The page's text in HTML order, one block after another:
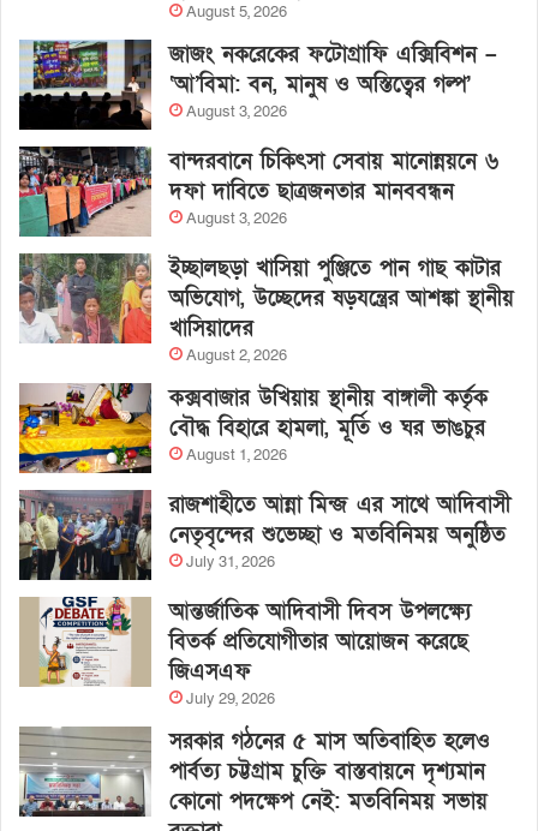
August 5, 2026
জাজং নকরেকের ফটোগ্রাফি এক্সিবিশন –
‘আ’বিমা: বন, মানুষ ও অস্তিত্বের গল্প’
August 3, 2026
বান্দরবানে চিকিৎসা সেবায় মানোন্নয়নে ৬
দফা দাবিতে ছাত্রজনতার মানববন্ধন
August 3, 2026
ইচ্ছালছড়া খাসিয়া পুঞ্জিতে পান গাছ কাটার
অভিযোগ, উচ্ছেদের ষড়যন্ত্রের আশঙ্কা স্থানীয়
খাসিয়াদের
August 2, 2026
কক্সবাজার উখিয়ায় স্থানীয় বাঙ্গালী কর্তৃক
বৌদ্ধ বিহারে হামলা, মূর্তি ও ঘর ভাঙচুর
August 1, 2026
রাজশাহীতে আন্না মিন্জ এর সাথে আদিবাসী
নেতৃবৃন্দের শুভেচ্ছা ও মতবিনিময় অনুষ্ঠিত
July 31, 2026
আন্তর্জাতিক আদিবাসী দিবস উপলক্ষ্যে
বিতর্ক প্রতিযোগীতার আয়োজন করেছে
জিএসএফ
July 29, 2026
সরকার গঠনের ৫ মাস অতিবাহিত হলেও
পার্বত্য চট্টগ্রাম চুক্তি বাস্তবায়নে দৃশ্যমান
কোনো পদক্ষেপ নেই: মতবিনিময় সভায়